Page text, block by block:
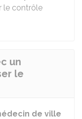
le contrôle
un
le
de ville